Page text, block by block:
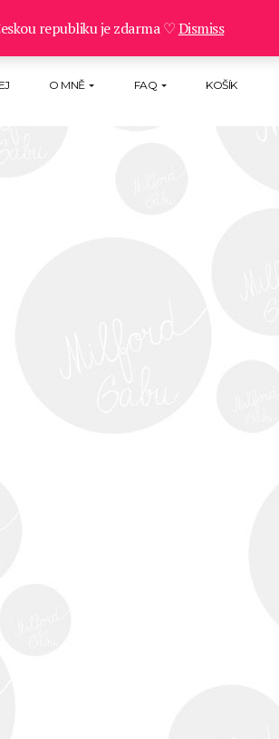
O MNĚ FAQ KOŠÍK
republiku je zdarma ♡Dismiss